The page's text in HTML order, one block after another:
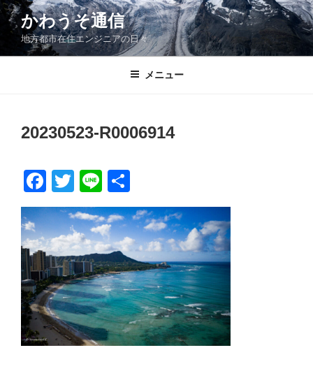
コ
ン
ン
かわうそ通信
地方都市在住エンジニアの日々
メニュー
20230523-R0006914
F
a
c
e
b
o
o
k
T
wi
tt
er
Li
n
e
有